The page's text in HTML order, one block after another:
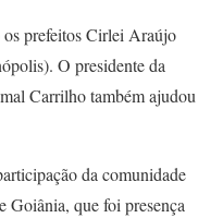
prefeitos Cirlei Araújo
O presidente da
Carrilho também ajudou
da comunidade
Goiânia, que foi presença